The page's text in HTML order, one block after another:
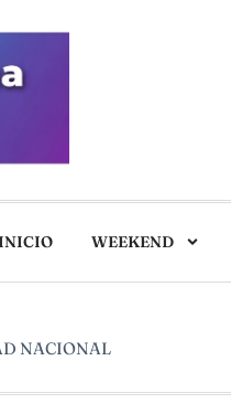
WEEKEND
NACIONAL